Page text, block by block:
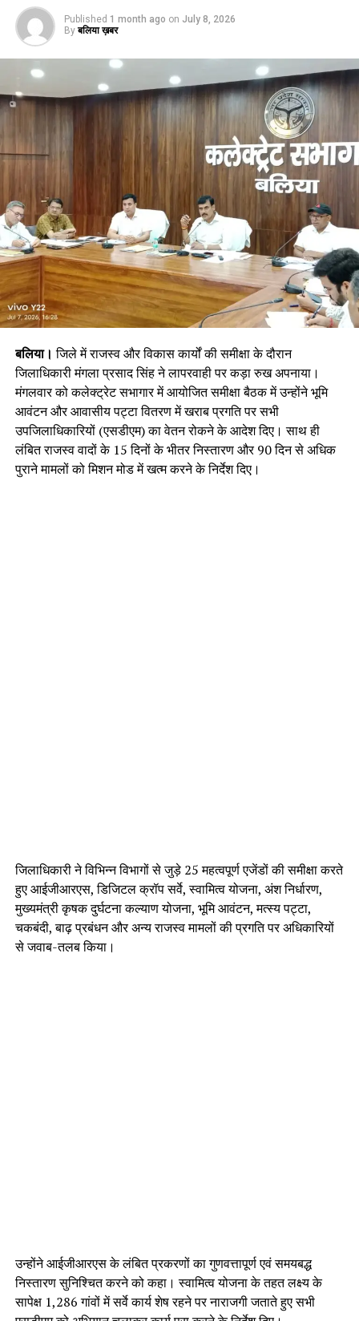
Published 1 month ago on July 8, 2026
By बलिया ख़बर
बलिया। जिले में राजस्व और विकास कार्यों की समीक्षा के दौरान
जिलाधिकारी मंगला प्रसाद सिंह ने लापरवाही पर कड़ा रुख अपनाया।
मंगलवार को कलेक्ट्रेट सभागार में आयोजित समीक्षा बैठक में उन्होंने भूमि
आवंटन और आवासीय पट्टा वितरण में खराब प्रगति पर सभी
उपजिलाधिकारियों (एसडीएम) का वेतन रोकने के आदेश दिए। साथ ही
लंबित राजस्व वादों के 15 दिनों के भीतर निस्तारण और 90 दिन से अधिक
पुराने मामलों को मिशन मोड में खत्म करने के निर्देश दिए।
जिलाधिकारी ने विभिन्न विभागों से जुड़े 25 महत्वपूर्ण एजेंडों की समीक्षा करते
हुए आईजीआरएस, डिजिटल क्रॉप सर्वे, स्वामित्व योजना, अंश निर्धारण,
मुख्यमंत्री कृषक दुर्घटना कल्याण योजना, भूमि आवंटन, मत्स्य पट्टा,
चकबंदी, बाढ़ प्रबंधन और अन्य राजस्व मामलों की प्रगति पर अधिकारियों
से जवाब-तलब किया।
उन्होंने आईजीआरएस के लंबित प्रकरणों का गुणवत्तापूर्ण एवं समयबद्ध
निस्तारण सुनिश्चित करने को कहा। स्वामित्व योजना के तहत लक्ष्य के
सापेक्ष 1,286 गांवों में सर्वे कार्य शेष रहने पर नाराजगी जताते हुए सभी